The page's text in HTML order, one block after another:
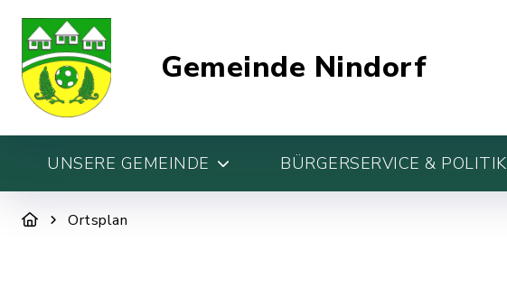
Gemeinde Nindorf
UNSERE GEMEINDE BÜRGERSERVICE & POLITIK
Ortsplan